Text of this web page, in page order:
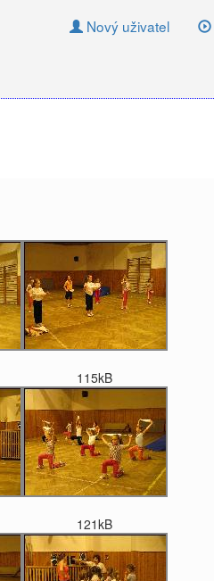
Nový uživatel
115kB
121kB